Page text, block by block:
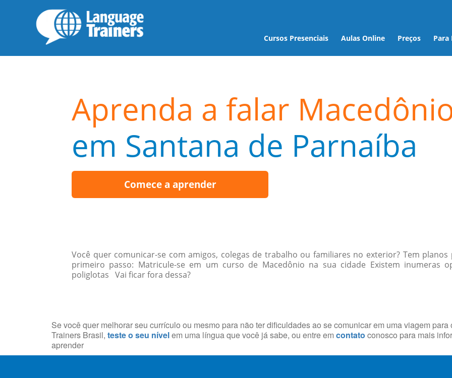
Cursos Presenciais Aulas Online Preços Para
Aprenda a falar
em Santana de Parnaíba
Comece a aprender
Você quer comunicar-se com amigos, colegas de trabalho ou familiares no exterior? Tem
primeiro passo: Matricule-se em um curso de Macedônio na sua cidade Existem inumeras
poliglotas Vai ficar fora dessa?
Se você quer melhorar seu currículo ou mesmo para não ter dificuldades ao se comunicar em uma viagem
Trainers Brasil, teste o seu nívelem uma língua que você já sabe, ou entre em contato conosco para mais
aprender